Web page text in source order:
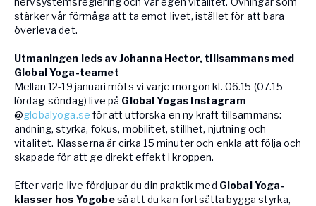
stärker vår förmåga att ta emot livet, istället för att bara
överleva det.
Utmaningen leds av Johanna Hector, tillsammans med
Global Yoga-teamet
Mellan 12-19 januari möts vi varje morgon kl. 06.15 (07.15
lördag-söndag) live på Global Yogas Instagram
@globalyoga.se för att utforska en ny kraft tillsammans:
andning, styrka, fokus, mobilitet, stillhet, njutning och
vitalitet. Klasserna är cirka 15 minuter och enkla att följa och
skapade för att ge direkt effekt i kroppen.
Efter varje live fördjupar du din praktik med Global Yoga-
klasser hos Yogobeså att du kan fortsätta bygga styrka,